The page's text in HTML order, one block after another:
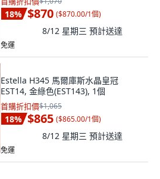
18% $870 ($870.00/1個)
8/12 星期三 預計送達
免運
Estella H345 馬爾庫斯水晶皇冠
EST14, 金綠色(EST143), 1個
首購折扣價$1,065
18% $865 ($865.00/1個)
8/12 星期三 預計送達
免運